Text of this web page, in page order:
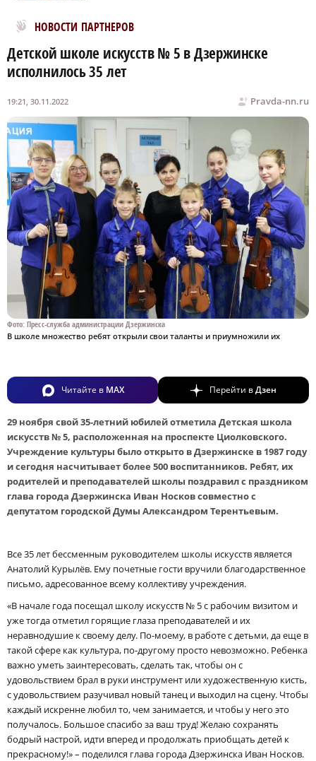
НОВОСТИ ПАРТНЕРОВ
Новости МирТесен
Детской школе искусств № 5 в Дзержинске
исполнилось 35 лет
Pravda-nn.ru
19:21, 30.11.2022
Фото: Пресс-служба администрации Дзержинска
В школе множество ребят открыли свои таланты и приумножили их
Читайте в MAX Перейти вДзен
29 ноября свой 35-летний юбилей отметила Детская школа
искусств № 5, расположенная на проспекте Циолковского.
Учреждение культуры было открыто в Дзержинске в 1987 году
и сегодня насчитывает более 500 воспитанников. Ребят, их
родителей и преподавателей школы поздравил с праздником
глава города Дзержинска Иван Носков совместно с
депутатом городской Думы Александром Терентьевым.
Все 35 лет бессменным руководителем школы искусств является
Анатолий Курылёв. Ему почетные гости вручили благодарственное
письмо, адресованное всему коллективу учреждения.
«В начале года посещал школу искусств № 5 с рабочим визитом и
уже тогда отметил горящие глаза преподавателей и их
неравнодушие к своему делу. По-моему, в работе с детьми, да еще в
такой сфере как культура, по-другому просто невозможно. Ребенка
важно уметь заинтересовать, сделать так, чтобы он с
удовольствием брал в руки инструмент или художественную кисть,
с удовольствием разучивал новый танец и выходил на сцену. Чтобы
каждый искренне любил то, чем занимается, и чтобы у него это
получалось. Большое спасибо за ваш труд! Желаю сохранять
бодрый настрой, идти вперед и продолжать приобщать детей к
прекрасному!» – поделился глава города Дзержинска Иван Носков.